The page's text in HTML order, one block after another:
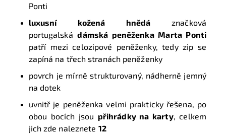
Ponti
luxusní kožená hnědáznačková
portugalskádámská peněženka Marta Ponti
patří mezi celozipové peněženky, tedy zip se
zapíná na třech stranách peněženky
povrch je mírně strukturovaný, nádherně jemný
na dotek
uvnitř je peněženka velmi prakticky řešena, po
obou bocích jsou přihrádky na karty, celkem
jich zde naleznete 12